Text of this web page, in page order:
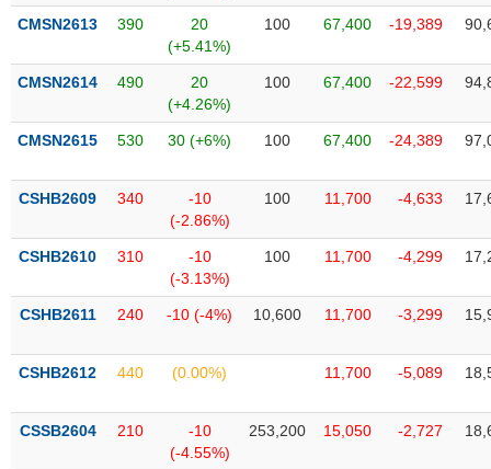
CMSN2613 390
20
(+5.41%)
100 67,400 -19,389
CMSN2614 490
20
(+4.26%)
100 67,400 -22,599
CMSN2615 530 30 (+6%) 100 67,400 -24,389
CSHB2609 340
-10
(-2.86%)
100 11,700 -4,633
CSHB2610 310
-10
(-3.13%)
100 11,700 -4,299
CSHB2611 240 -10 (-4%) 10,600 11,700 -3,299
CSHB2612 440 (0.00%) 11,700 -5,089
CSSB2604 210
-10
(-4.55%)
253,200 15,050 -2,727
chính
Công
cụ
tư
Truyền
thông